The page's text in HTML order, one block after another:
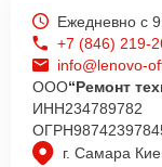
г. Самара
Ежедневно с
+7 (846) 219-
info@lenovo-
ООО“Ремонт
ИНН234789782
ОГРН